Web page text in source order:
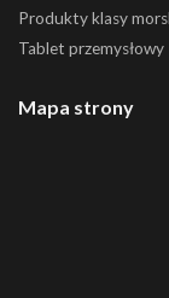
Produkty klasy
Tablet przemysłowy
Mapa strony